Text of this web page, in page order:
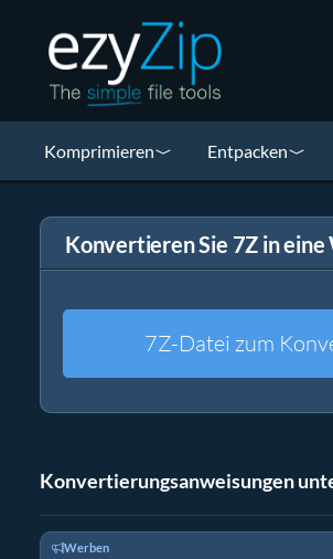
Komprimieren Entpacken
Konvertieren Sie 7Z in
7Z-Datei zum
Konvertierungsanweisungen
Werben